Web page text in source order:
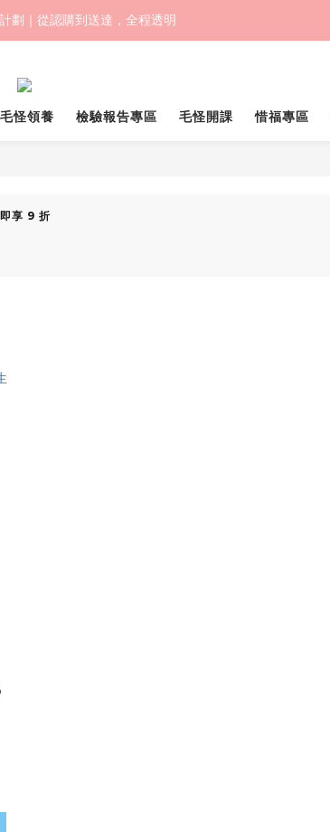
改變世界與動物的關係
劃｜從認購到送達，全程透明
毛怪領養 檢驗報告專區 毛怪開課 惜福專區
享 9 折